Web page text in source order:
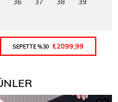
SEPETTE %30 ₺2099,99